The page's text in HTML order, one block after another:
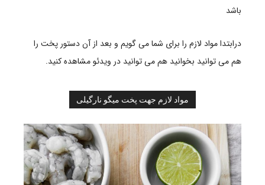
باشد
درابتدا مواد لازم را برای شما می گویم و بعد از آن دستور پخت را
هم می توانید بخوانید هم می توانید در ویدئو مشاهده کنید.
مواد لازم جهت پخت میگو نارگیلی